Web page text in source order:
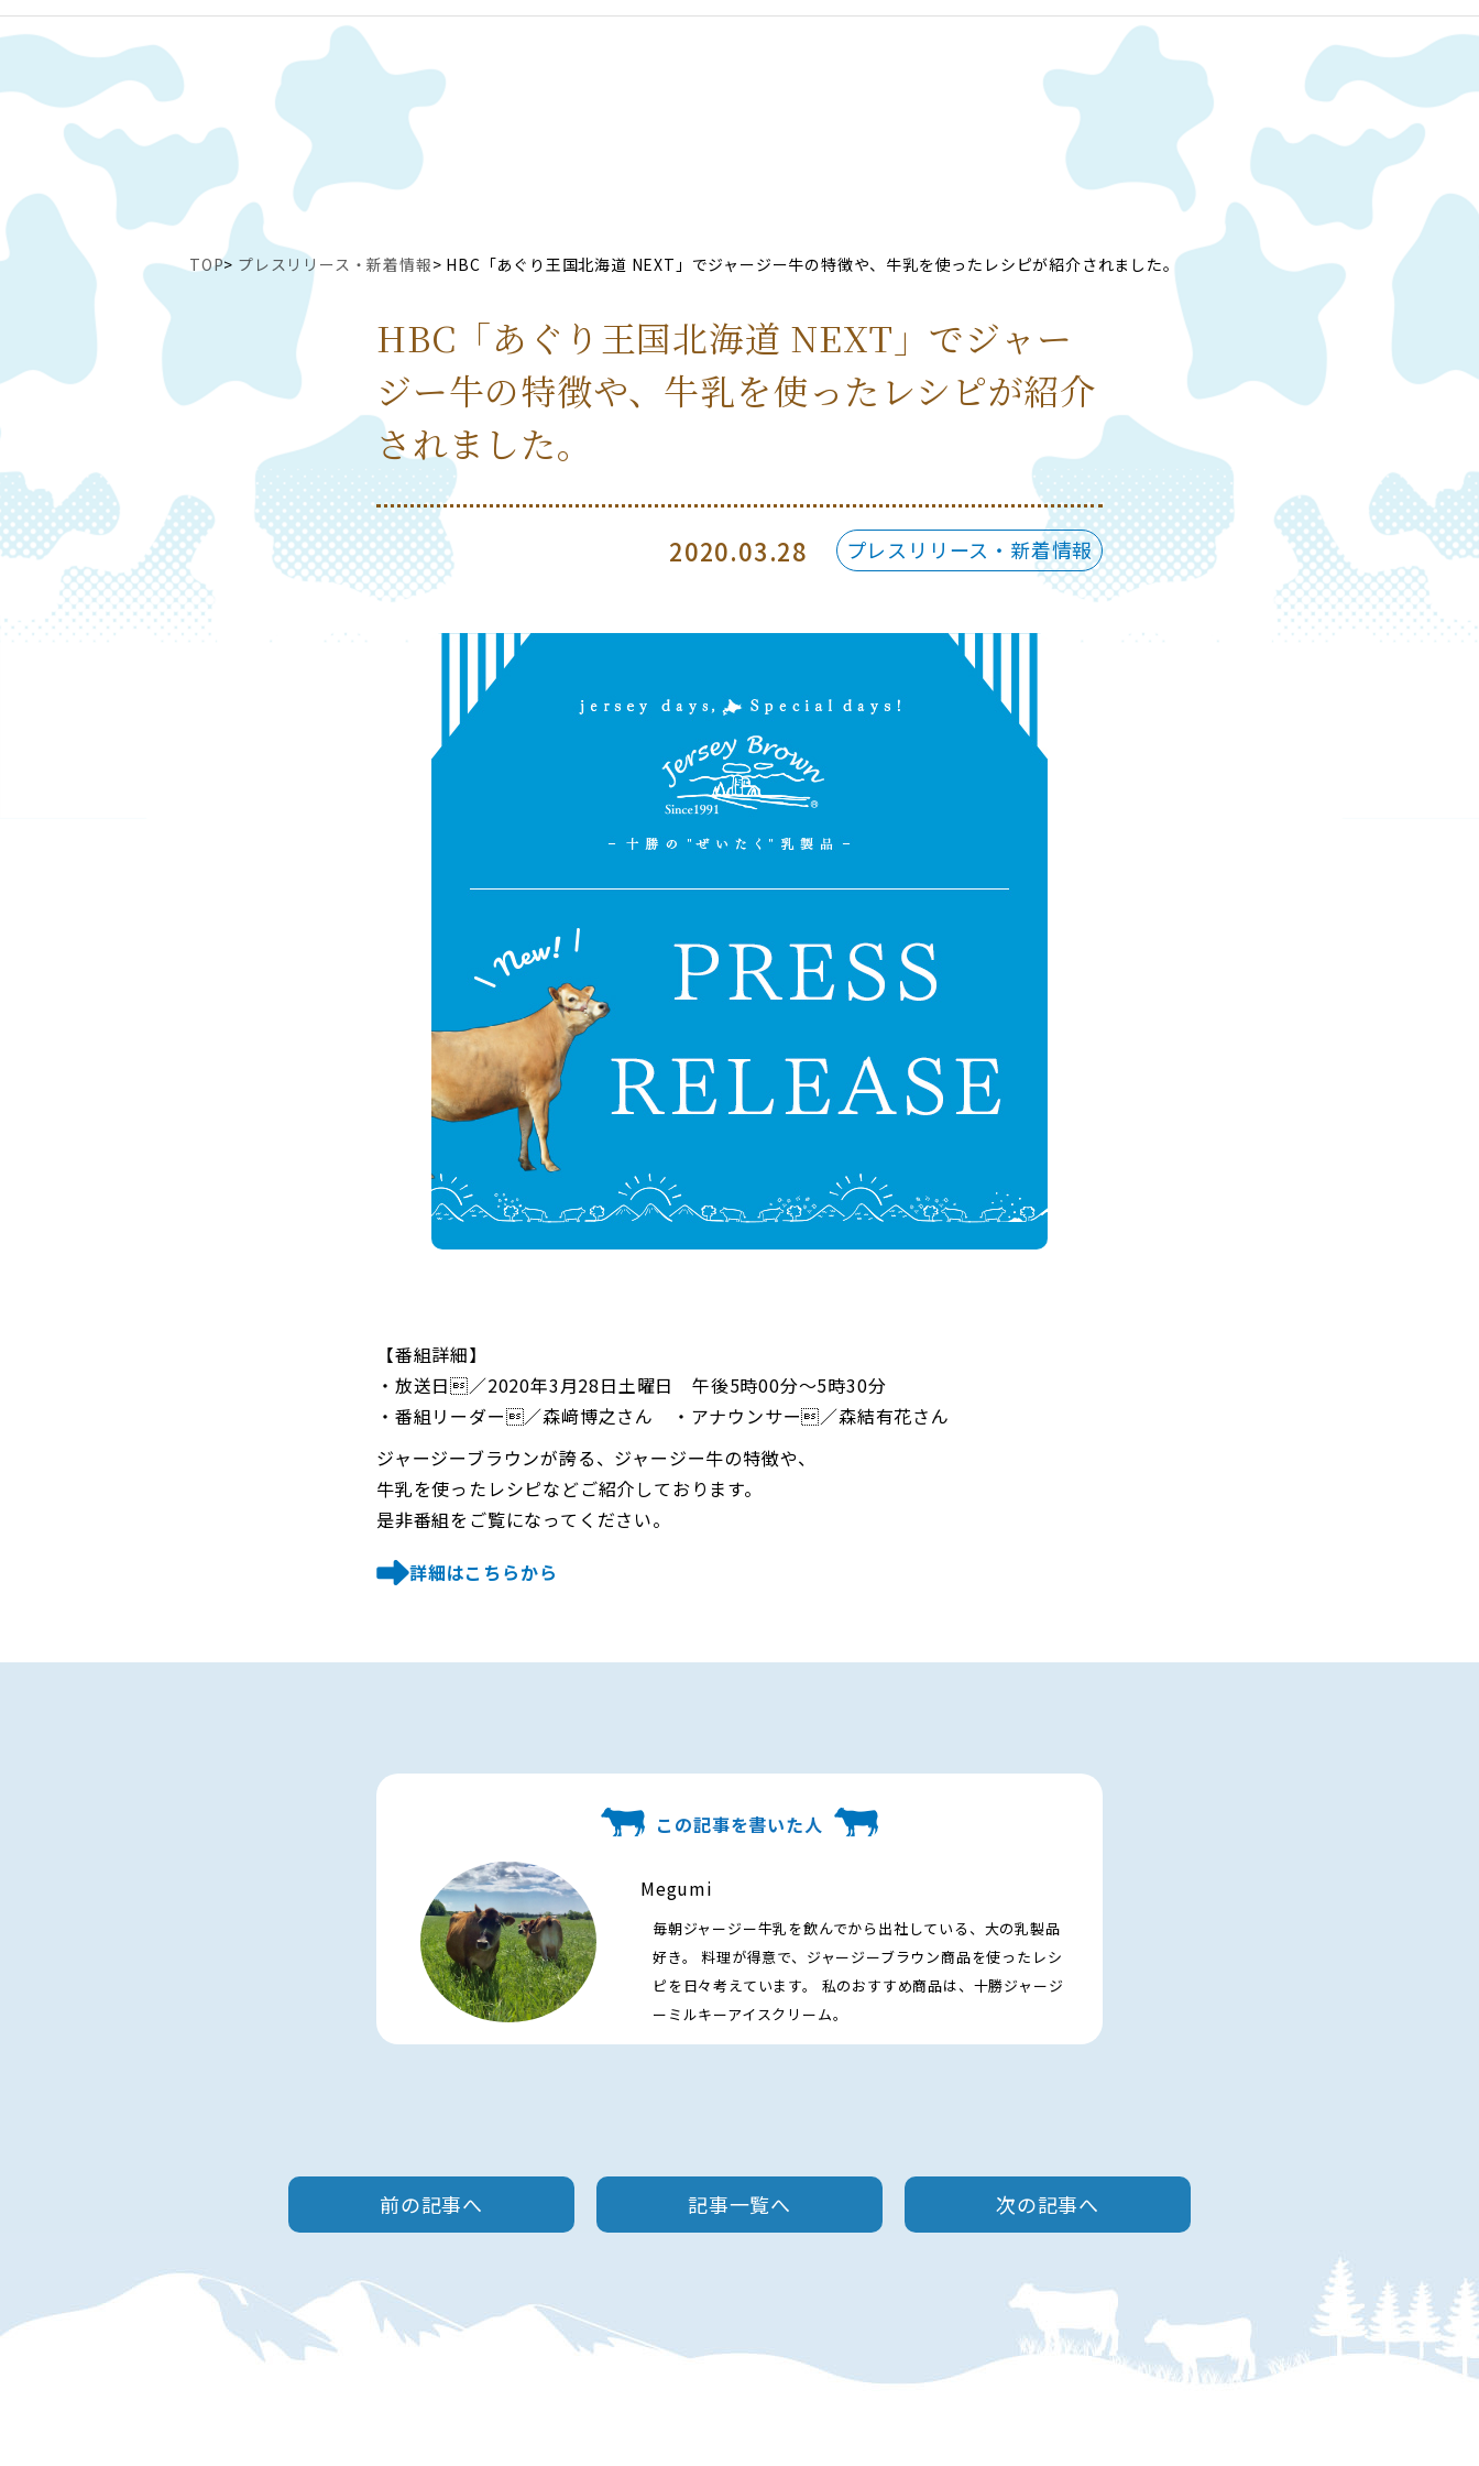
TOP プレスリリース・新着情報 HBC「あぐり王国北海道 NEXT」でジャージー牛の特徴や、牛乳を使ったレシピが紹介されました。
HBC「あぐり王国北海道 NEXT」でジャー
ジー牛の特徴や、牛乳を使ったレシピが紹介
されました。
2020.03.28 プレスリリース・新着情報
【番組詳細】
・放送日／2020年3月28日土曜日 午後5時00分～5時30分
・番組リーダー／森﨑博之さん ・アナウンサー／森結有花さん
ジャージーブラウンが誇る、ジャージー牛の特徴や、
牛乳を使ったレシピなどご紹介しております。
是非番組をご覧になってください。
詳細はこちらから
この記事を書いた人
Megumi
毎朝ジャージー牛乳を飲んでから出社している、大の乳製品
好き。 料理が得意で、ジャージーブラウン商品を使ったレシ
ピを日々考えています。 私のおすすめ商品は、十勝ジャージ
ーミルキーアイスクリーム。
前の記事へ 記事一覧へ 次の記事へ